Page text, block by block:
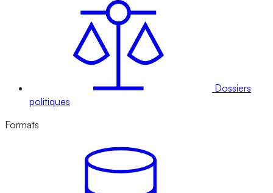
Dossiers
politiques
Formats